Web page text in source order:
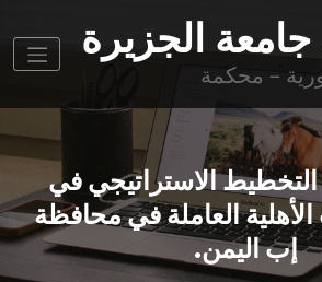
الجزيرة
– محكمة
الاستراتيجي في
العاملة في محافظة
اليمن.